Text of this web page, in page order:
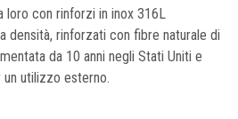
loro con rinforzi in inox 316L
densità, rinforzati con fibre naturale di
da 10 anni negli Stati Uniti e
utilizzo esterno.